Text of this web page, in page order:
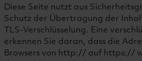
Diese Seite nutzt aus
Schutz der Übertragung der
TLS-Verschlüsselung. Eine
erkennen Sie daran, dass die
Browsers von http:// auf https://